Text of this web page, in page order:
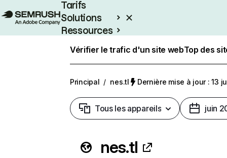
Tarifs
Solutions
Ressources
Vérifier le trafic d'un site webTop des
Principal / nes.tl Dernière mise à jour : 13
Tous les appareils juin
nes.tl